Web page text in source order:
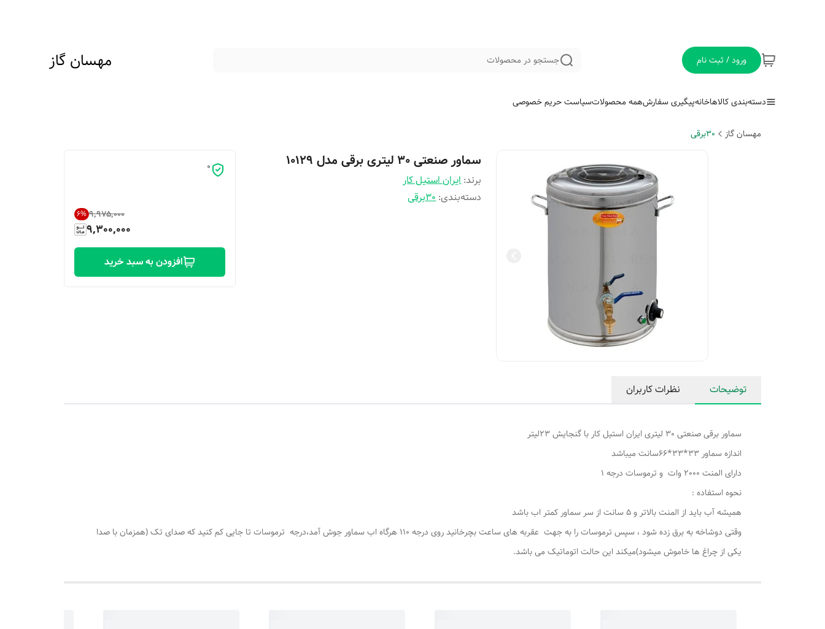
ورود / ثبت نام جستجو در محصولات مهسان گاز
دسته‌بندی کالاهاخانهپیگیری سفارشهمه محصولاتسیاست حریم خصوصی
مهسان گاز 30برقی
سماور صنعتی 30 لیتری برقی مدل 10129
برند:ایران استیل کار
دسته‌بندی:30برقی
0
۹٬۹۷۵٬۰۰۰ 6%
9,300,000
افزودن به سبد خرید
توضیحات نظرات کاربران
سماور برقی صنعتی 30 لیتری ایران استیل کار با گنجایش 23لیتر
اندازه سماور 33*33*66سانت میباشد
دارای المنت 2000 وات و ترموسات درجه 1
نحوه استفاده :
همیشه آب باید از المنت بالاتر و 5 سانت از سر سماور کمتر اب باشد
وقتی دوشاخه به برق زده شود ، سپس ترموسات را به جهت عقربه های ساعت بچرخانید روی درجه 110 هرگاه اب سماور جوش آمد،درجه ترموسات تا جایی کم کنید که صدای تک (همزمان با صدا
یکی از چراغ ها خاموش میشود)میکند این حالت اتوماتیک می باشد.